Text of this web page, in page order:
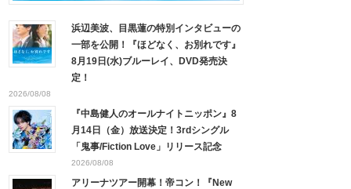
浜辺美波、目黒蓮の特別インタビューの
一部を公開！『ほどなく、お別れです』
8月19日(水)ブルーレイ、DVD発売決
定！
2026/08/08
『中島健人のオールナイトニッポン』8
月14日（金）放送決定！3rdシングル
「鬼事/Fiction Love」リリース記念
2026/08/08
アリーナツアー開幕！帝コン！『New